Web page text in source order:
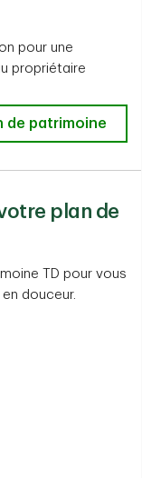
pour une
propriétaire
de patrimoine
plan de
TD pour vous
douceur.